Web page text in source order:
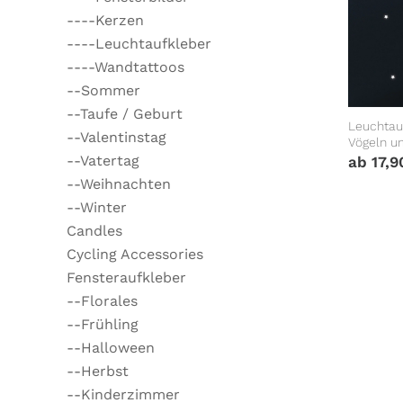
----Kerzen
----Leuchtaufkleber
----Wandtattoos
--Sommer
--Taufe / Geburt
--Valentinstag
--Vatertag
--Weihnachten
--Winter
Candles
Cycling Accessories
Fensteraufkleber
--Florales
--Frühling
--Halloween
--Herbst
--Kinderzimmer
Vögeln
im
ab